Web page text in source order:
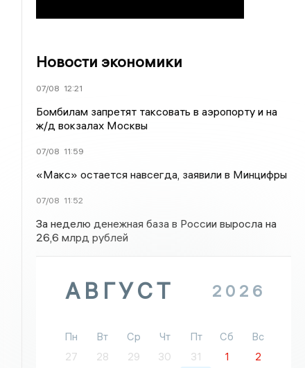
Новости экономики
07/08 12:21
Бомбилам запретят таксовать в аэропорту и на
ж/д вокзалах Москвы
07/08 11:59
«Макс» остается навсегда, заявили в Минцифры
07/08 11:52
За неделю денежная база в России выросла на
26,6 млрд рублей
АВГУСТ 2026
Пн Вт Ср Чт Пт Сб
Вс
27
28 29 30 31 1
2